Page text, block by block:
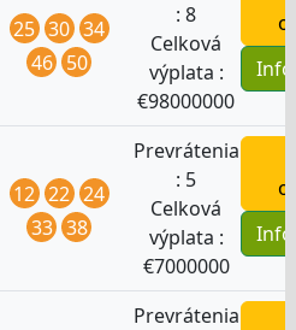
25 30 34
46 50
:8
Celková
výplata :
€98000000
12 22 24
33 38
Prevrátenia
: 5
Celková
výplata :
€7000000
Prevrátenia